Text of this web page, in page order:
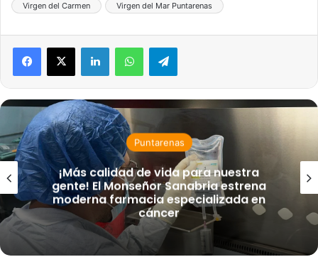
Virgen del Carmen
Virgen del Mar Puntarenas
LinkedInWhatsAppTelegram
Puntarenas
¡Más calidad de vida para nuestra
gente! El Monseñor Sanabria estrena
moderna farmacia especializada en
cáncer